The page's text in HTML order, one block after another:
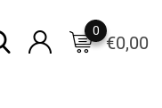
€0,00
0